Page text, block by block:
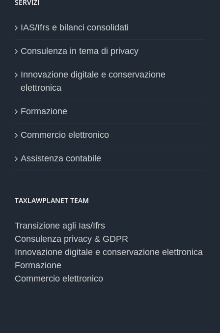
SERVIZI
IAS/Ifrs e bilanci consolidati
Consulenza in tema di privacy
Innovazione digitale e conservazione
elettronica
Formazione
Commercio elettronico
Assistenza contabile
TAXLAWPLANET TEAM
Transizione agli Ias/Ifrs
Consulenza privacy & GDPR
Innovazione digitale e conservazione elettronica
Formazione
Commercio elettronico